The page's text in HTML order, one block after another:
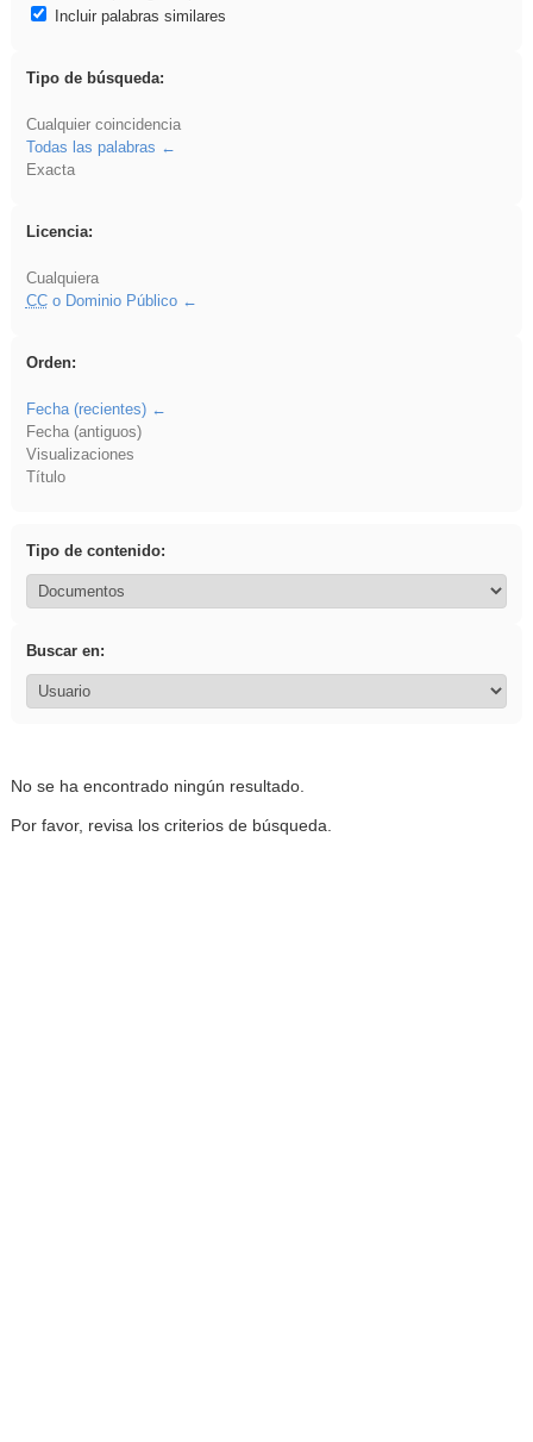
Incluir palabras similares
Tipo de búsqueda:
Cualquier coincidencia
Todas las palabras
Exacta
Licencia:
Cualquiera
CCo Dominio Público
Orden:
Fecha (recientes)
Fecha (antiguos)
Visualizaciones
Título
Tipo de contenido:
Buscar en:
No se ha encontrado ningún resultado.
Por favor, revisa los criterios de búsqueda.